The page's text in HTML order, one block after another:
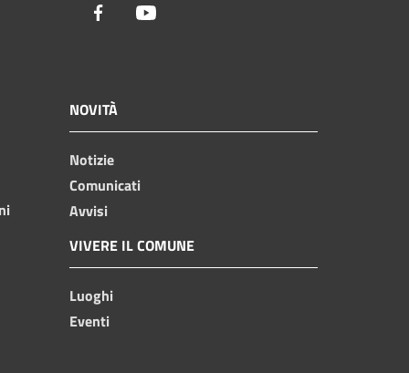
Facebook
NOVITÀ
Notizie
Comunicati
Avvisi
VIVERE IL COMUNE
Luoghi
Eventi